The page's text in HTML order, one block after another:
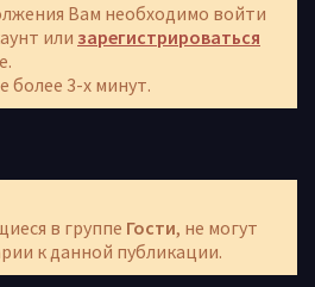
Вам необходимо войти
или зарегистрироваться
более 3-х минут.
в группе Гости, не могут
к данной публикации.